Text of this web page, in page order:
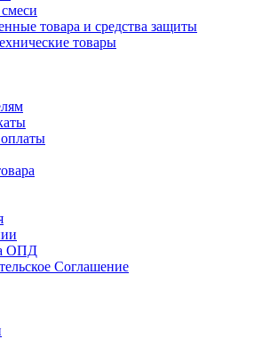
товара и средства защиты
товары
ОПД
Соглашение